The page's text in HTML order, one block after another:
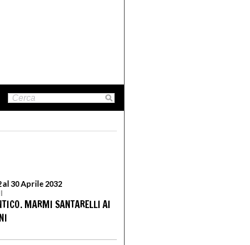
al 30 Aprile 2032
MARMI SANTARELLI AI